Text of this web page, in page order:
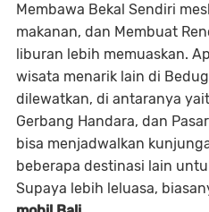
Membawa Bekal Sendiri
makanan, dan Membuat
liburan lebih memuaskan.
wisata menarik lain di
dilewatkan, di antaranya
Gerbang Handara, dan
bisa menjadwalkan
beberapa destinasi lain
Supaya lebih leluasa,